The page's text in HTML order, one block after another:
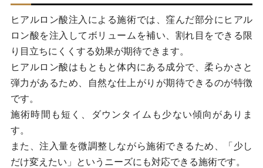
ヒアルロン酸注入による施術では、窪んだ部分にヒアル
ロン酸を注入してボリュームを補い、割れ目をできる限
り目立ちにくくする効果が期待できます。
ヒアルロン酸はもともと体内にある成分で、柔らかさと
弾力があるため、自然な仕上がりが期待できるのが特徴
です。
施術時間も短く、ダウンタイムも少ない傾向がありま
す。
また、注入量を微調整しながら施術できるため、「少し
だけ変えたい」というニーズにも対応できる施術です。